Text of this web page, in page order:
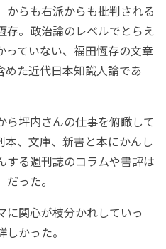
らも右派からも批判される
存。政治論のレベルでとらえ
っていない、福田恆存の文章
た近代日本知識人論であ
坪内さんの仕事を俯瞰して
、文庫、新書と本にかんし
する週刊誌のコラムや書評は
った。
関心が枝分かれしていっ
かった。